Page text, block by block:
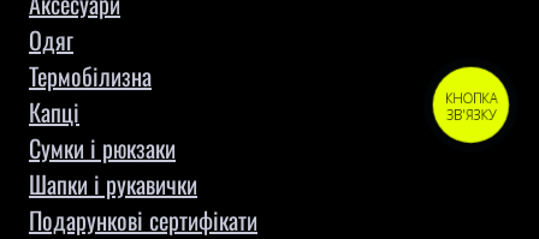
Одяг
Термобілизна
Капці
Сумки і рюкзаки
Шапки і рукавички
Подарункові сертифікати
КНОПКА
ЗВ'ЯЗКУ